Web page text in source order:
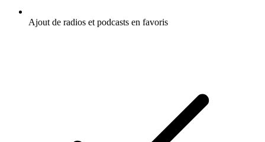
Ajout de radios et podcasts en favoris